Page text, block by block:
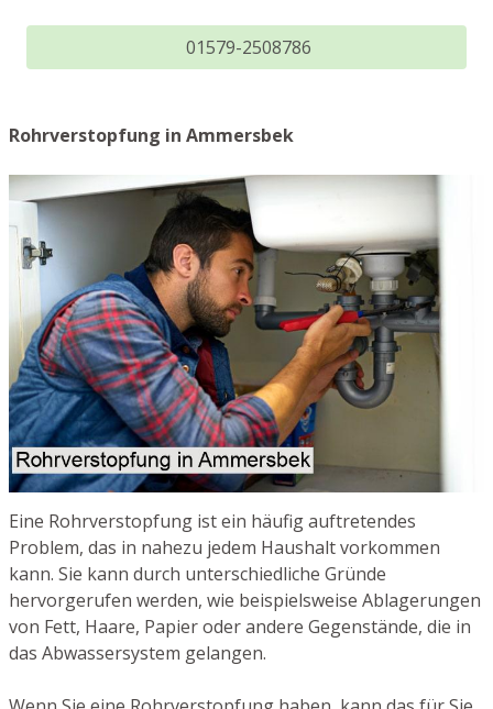
01579-2508786
Rohrverstopfung in Ammersbek
Eine Rohrverstopfung ist ein häufig auftretendes
Problem, das in nahezu jedem Haushalt vorkommen
kann. Sie kann durch unterschiedliche Gründe
hervorgerufen werden, wie beispielsweise Ablagerungen
von Fett, Haare, Papier oder andere Gegenstände, die in
das Abwassersystem gelangen.